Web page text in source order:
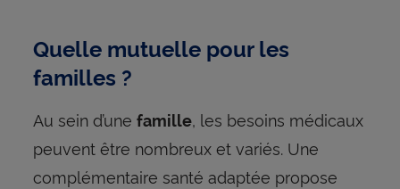
Quelle mutuelle pour les
familles ?
Au sein d’une famille, les besoins médicaux
peuvent être nombreux et variés. Une
complémentaire santé adaptée propose